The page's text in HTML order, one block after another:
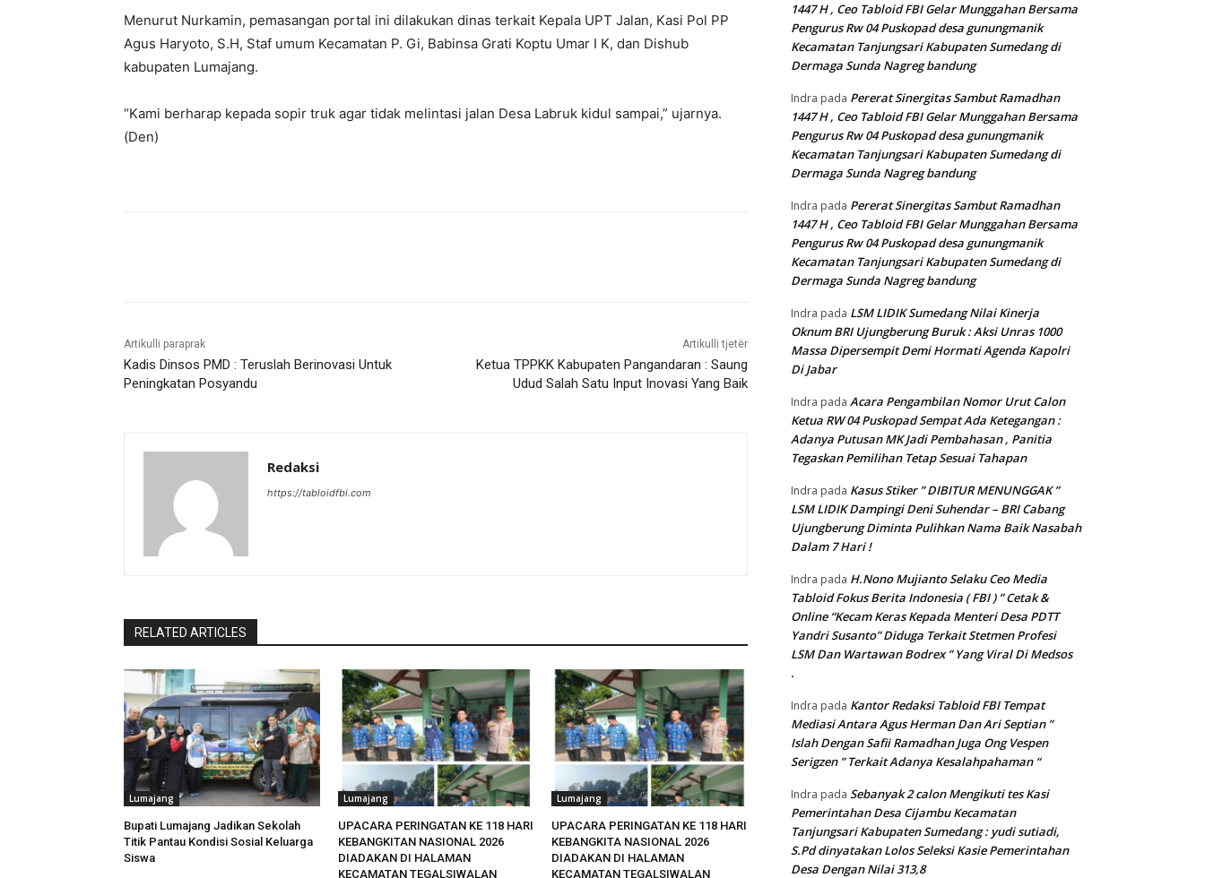
Menurut Nurkamin, pemasangan portal ini dilakukan dinas terkait Kepala UPT Jalan, Kasi Pol PP
Agus Haryoto, S.H, Staf umum Kecamatan P. Gi, Babinsa Grati Koptu Umar I K, dan Dishub
kabupaten Lumajang.
“Kami berharap kepada sopir truk agar tidak melintasi jalan Desa Labruk kidul sampai,” ujarnya.
(Den)
Artikulli paraprak
Kadis Dinsos PMD : Teruslah Berinovasi Untuk
Peningkatan Posyandu
Artikulli tjetër
Ketua TPPKK Kabupaten Pangandaran : Saung
Udud Salah Satu Input Inovasi Yang Baik
Redaksi
https://tabloidfbi.com
RELATED ARTICLES
Lumajang
Bupati Lumajang Jadikan Sekolah
Titik Pantau Kondisi Sosial Keluarga
Siswa
Lumajang
UPACARA PERINGATAN KE 118 HARI
KEBANGKITAN NASIONAL 2026
DIADAKAN DI HALAMAN
KECAMATAN TEGALSIWALAN
Lumajang
UPACARA PERINGATAN KE 118 HARI
KEBANGKITA NASIONAL 2026
DIADAKAN DI HALAMAN
KECAMATAN TEGALSIWALAN
1447 H , Ceo Tabloid FBI Gelar Munggahan Bersama
Pengurus Rw 04 Puskopad desa gunungmanik
Kecamatan Tanjungsari Kabupaten Sumedang di
Dermaga Sunda Nagreg bandung
Indra pada Pererat Sinergitas Sambut Ramadhan
1447 H , Ceo Tabloid FBI Gelar Munggahan Bersama
Pengurus Rw 04 Puskopad desa gunungmanik
Kecamatan Tanjungsari Kabupaten Sumedang di
Dermaga Sunda Nagreg bandung
Indra pada Pererat Sinergitas Sambut Ramadhan
1447 H , Ceo Tabloid FBI Gelar Munggahan Bersama
Pengurus Rw 04 Puskopad desa gunungmanik
Kecamatan Tanjungsari Kabupaten Sumedang di
Dermaga Sunda Nagreg bandung
Indra pada LSM LIDIK Sumedang Nilai Kinerja
Oknum BRI Ujungberung Buruk : Aksi Unras 1000
Massa Dipersempit Demi Hormati Agenda Kapolri
Di Jabar
Indra pada Acara Pengambilan Nomor Urut Calon
Ketua RW 04 Puskopad Sempat Ada Ketegangan :
Adanya Putusan MK Jadi Pembahasan , Panitia
Tegaskan Pemilihan Tetap Sesuai Tahapan
Indra pada Kasus Stiker ” DIBITUR MENUNGGAK ”
LSM LIDIK Dampingi Deni Suhendar – BRI Cabang
Ujungberung Diminta Pulihkan Nama Baik Nasabah
Dalam 7 Hari !
Indra pada H.Nono Mujianto Selaku Ceo Media
Tabloid Fokus Berita Indonesia ( FBI ) ” Cetak &
Online “Kecam Keras Kepada Menteri Desa PDTT
Yandri Susanto” Diduga Terkait Stetmen Profesi
LSM Dan Wartawan Bodrex ” Yang Viral Di Medsos
.
Indra pada Kantor Redaksi Tabloid FBI Tempat
Mediasi Antara Agus Herman Dan Ari Septian ”
Islah Dengan Safii Ramadhan Juga Ong Vespen
Serigzen ” Terkait Adanya Kesalahpahaman “
Indra pada Sebanyak 2 calon Mengikuti tes Kasi
Pemerintahan Desa Cijambu Kecamatan
Tanjungsari Kabupaten Sumedang : yudi sutiadi,
S.Pd dinyatakan Lolos Seleksi Kasie Pemerintahan
Desa Dengan Nilai 313,8